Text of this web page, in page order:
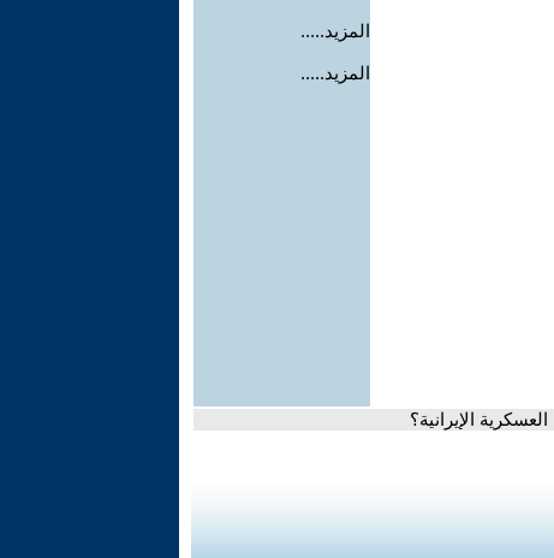
المزيد.....
المزيد.....
الإيرانية؟